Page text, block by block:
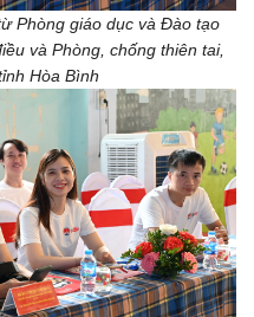
Phòng giáo dục và Đào tạo
và Phòng, chống thiên tai,
Hòa Bình